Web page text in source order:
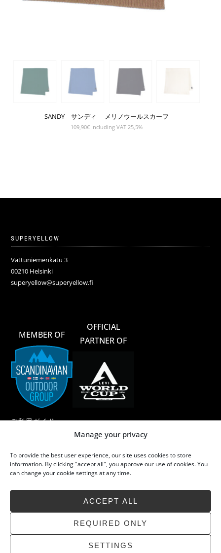
Manage your privacy
To provide the best user experience, our site uses cookies to store
information. By clicking "accept all", you approve our use of cookies. You
can change your cookie settings at any time.
ACCEPT ALL
REQUIRED ONLY
SETTINGS
SANDY サンディ メリノウールスカーフ
109,90€ Including VAT 25,5%
SUPERYELLOW
Vattuniemenkatu 3
00210 Helsinki
superyellow@superyellow.fi
MEMBER OF
OFFICIAL
PARTNER OF
ご利用ガイド
メリノウール
メリノウールのお手入れ
サステイナビリティ